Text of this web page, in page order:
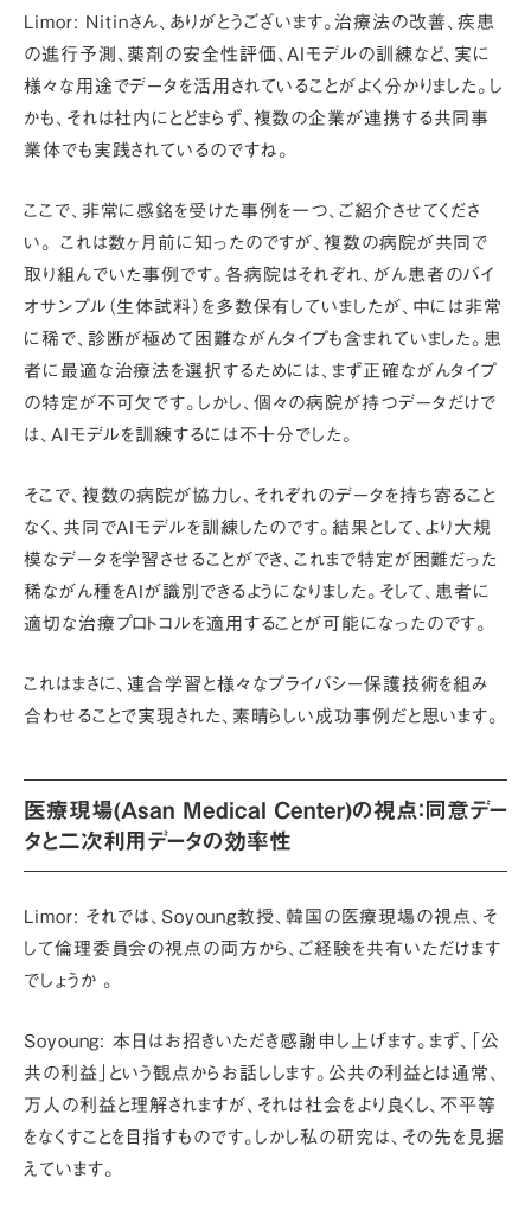
Limor: Nitinさん、ありがとうございます。治療法の改善、疾患
の進行予測、薬剤の安全性評価、AIモデルの訓練など、実に
様々な用途でデータを活用されていることがよく分かりました。し
かも、それは社内にとどまらず、複数の企業が連携する共同事
業体でも実践されているのですね。
ここで、非常に感銘を受けた事例を一つ、ご紹介させてくださ
い。 これは数ヶ月前に知ったのですが、複数の病院が共同で
取り組んでいた事例です。各病院はそれぞれ、がん患者のバイ
オサンプル（生体試料）を多数保有していましたが、中には非常
に稀で、診断が極めて困難ながんタイプも含まれていました。患
者に最適な治療法を選択するためには、まず正確ながんタイプ
の特定が不可欠です。しかし、個々の病院が持つデータだけで
は、AIモデルを訓練するには不十分でした。
そこで、複数の病院が協力し、それぞれのデータを持ち寄ること
なく、共同でAIモデルを訓練したのです。結果として、より大規
模なデータを学習させることができ、これまで特定が困難だった
稀ながん種をAIが識別できるようになりました。そして、患者に
適切な治療プロトコルを適用することが可能になったのです。
これはまさに、連合学習と様々なプライバシー保護技術を組み
合わせることで実現された、素晴らしい成功事例だと思います。
医療現場(Asan Medical Center)の視点：同意デー
タと二次利用データの効率性
Limor: それでは、Soyoung教授、韓国の医療現場の視点、そ
して倫理委員会の視点の両方から、ご経験を共有いただけます
でしょうか 。
Soyoung: 本日はお招きいただき感謝申し上げます。まず、 「公
共の利益」という観点からお話しします。公共の利益とは通常、
万人の利益と理解されますが、それは社会をより良くし、不平等
をなくすことを目指すものです。しかし私の研究は、その先を見据
えています。